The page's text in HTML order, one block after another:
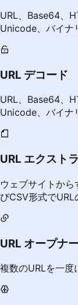
URL、Base64、
Unicode、バイナ
URL デコード
URL、Base64、
Unicode、バイナ
URL エクスト
ウェブサイトか
びCSV形式で
URL オープナー
複数のURLを一度